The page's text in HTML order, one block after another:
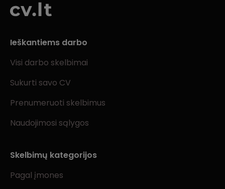
Ieškantiems darbo
Visi darbo skelbimai
Sukurti savo CV
Prenumeruoti skelbimus
Naudojimosi sąlygos
Skelbimų kategorijos
Pagal įmones